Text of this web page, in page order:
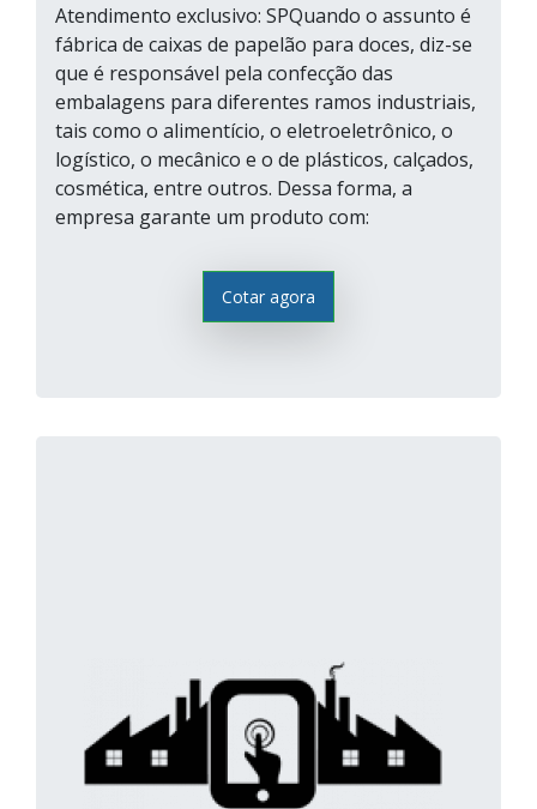
Atendimento exclusivo: SPQuando o assunto é
fábrica de caixas de papelão para doces, diz-se
que é responsável pela confecção das
embalagens para diferentes ramos industriais,
tais como o alimentício, o eletroeletrônico, o
logístico, o mecânico e o de plásticos, calçados,
cosmética, entre outros. Dessa forma, a
empresa garante um produto com:
Cotar agora